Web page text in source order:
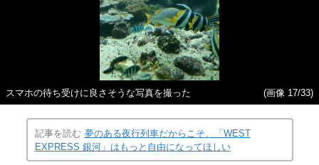
スマホの待ち受けに良さそうな写真を撮った (画像 17/33)
記事を読む 夢のある夜行列車だからこそ、「WEST
EXPRESS 銀河」はもっと自由になってほしい